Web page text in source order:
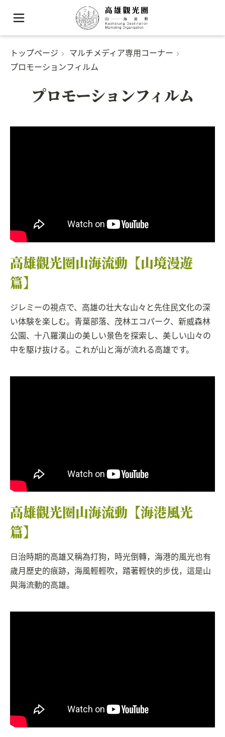
トップページ
マルチメディア専用コーナー
プロモーションフィルム
プロモーションフィルム
高雄觀光圈山海流動【山境漫遊
篇】
ジレミーの視点で、高雄の壮大な山々と先住民文化の深
い体験を楽しむ。青葉部落、茂林エコパーク、新威森林
公園、十八羅漢山の美しい景色を探索し、美しい山々の
中を駆け抜ける。これが山と海が流れる高雄です。
高雄觀光圈山海流動【海港風光
篇】
日治時期的高雄又稱為打狗，時光倒轉，海港的風光也有
歲月歷史的痕跡，海風輕輕吹，踏著輕快的步伐，這是山
與海流動的高雄。